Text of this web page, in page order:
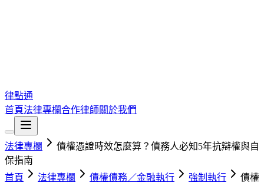
律點通
首頁法律專欄合作律師關於我們
法律專欄
債權憑證時效怎麼算？債務人必知5年抗辯權與自
保指南
首頁
法律專欄 債權債務／金融執行 強制執行
債權